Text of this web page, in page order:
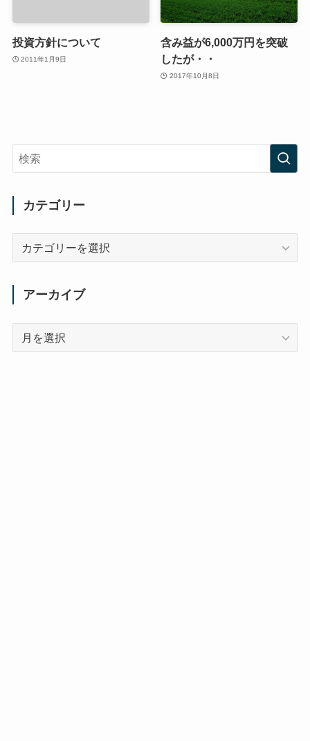
投資方針について
2011年1月9日
含み益が6,000万円を突破
したが・・
2017年10月8日
カテゴリー
アーカイブ